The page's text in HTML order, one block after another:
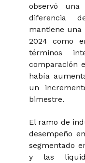
observó
diferencia
mantiene una
2024 como
términos
comparación
había
un
bimestre.
El ramo de
desempeño
segmentado
y las